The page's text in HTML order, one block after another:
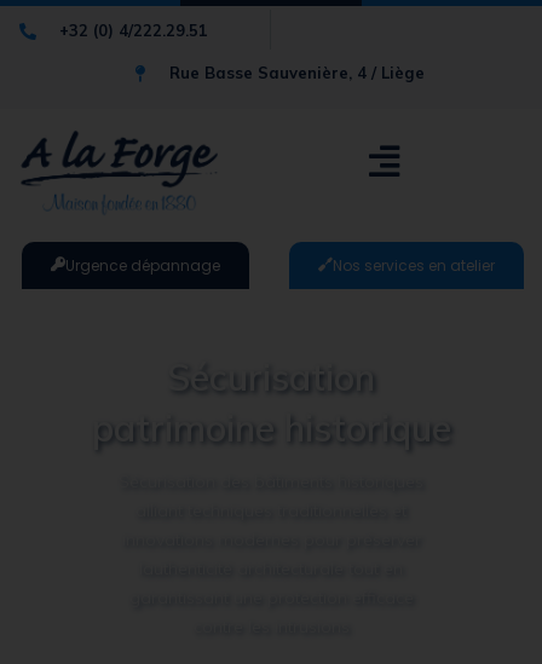
+32 (0) 4/222.29.51
Rue Basse Sauvenière, 4 / Liège
Urgence dépannage Nos services en atelier
Sécurisation
patrimoine historique